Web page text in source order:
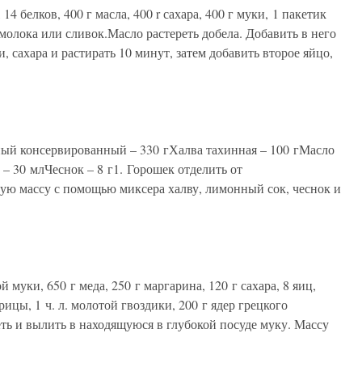
400 г масла, 400 r сахара, 400 г муки, 1 пакетик
или сливок.Масло растереть добела. Добавить в него
и растирать 10 минут, затем добавить второе яйцо,
консервированный – 330 гХалва тахинная – 100 гМасло
30 млЧеснок – 8 г1. Горошек отделить от
массу с помощью миксера халву, лимонный сок, чеснок и
650 г меда, 250 г маргарина, 120 г сахара, 8 яиц,
1 ч. л. молотой гвоздики, 200 г ядер грецкого
и вылить в находящуюся в глубокой посуде муку. Массу